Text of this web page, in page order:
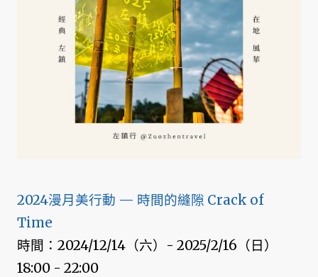
2024漫月美行動 — 時間的縫隙 Crack of
Time
時間：2024/12/14（六）- 2025/2/16（日）
18:00 - 22:00